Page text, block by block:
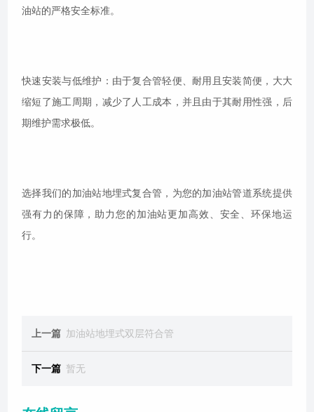
油站的严格安全标准。
快速安装与低维护：由于复合管轻便、耐用且安装简便，大大
缩短了施工周期，减少了人工成本，并且由于其耐用性强，后
期维护需求极低。
选择我们的加油站地埋式复合管，为您的加油站管道系统提供
强有力的保障，助力您的加油站更加高效、安全、环保地运
行。
上一篇 加油站地埋式双层符合管
下一篇 暂无